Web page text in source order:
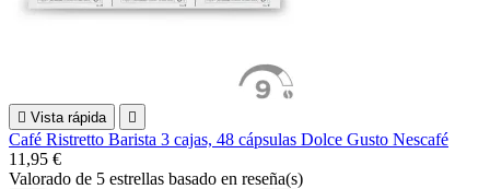
 Vista rápida 
Café Ristretto Barista 3 cajas, 48 cápsulas Dolce Gusto Nescafé
11,95 €
Valorado de 5 estrellas basado en reseña(s)